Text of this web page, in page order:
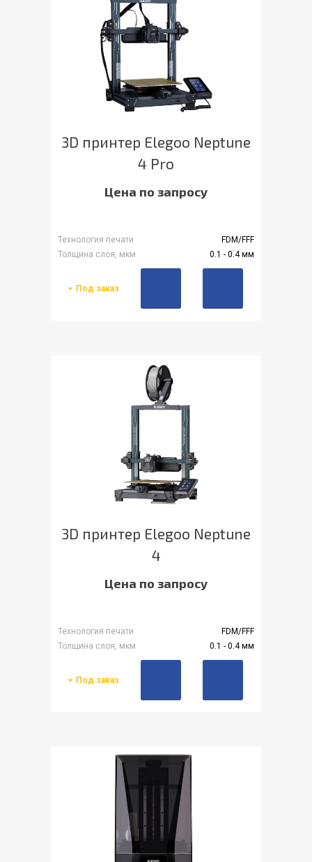
3D принтер Elegoo Neptune
4 Pro
Цена по запросу
Технология печати
FDM/FFF
Толщина слоя, мкм
0.1 - 0.4 мм
Под заказ
3D принтер Elegoo Neptune
4
Цена по запросу
Технология печати
FDM/FFF
Толщина слоя, мкм
0.1 - 0.4 мм
Под заказ